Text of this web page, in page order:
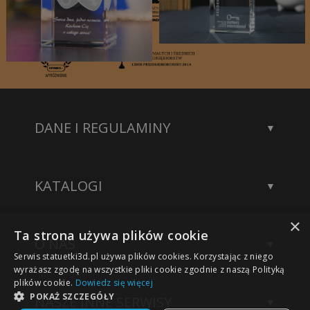
DANE I REGULAMINY
Polityka prywatności
KATALOGI
Katalog akcesoriów
Katalog modeli 3D
O NAS
Wykonane projekty
Nasze sukcesy
Technologia grawerowania
NASZE INNE SERWISY
×
Ta strona używa plików cookie
Serwis statuetki3d.pl używa plików cookies. Korzystając z niego
wyrażasz zgodę na wszystkie pliki cookie zgodnie z naszą Polityką
plików cookie. Dowiedz się więcej
POKAŻ SZCZEGÓŁY